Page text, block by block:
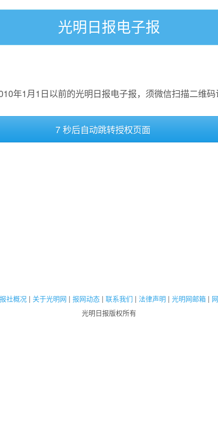
光明日报电子报
年1月1日以前的光明日报电子报，须微信扫描二维
7 秒后自动跳转授权页面
社概况 | 关于光明网 | 报网动态 | 联系我们 | 法律声明 | 光明网邮箱 |
光明日报版权所有